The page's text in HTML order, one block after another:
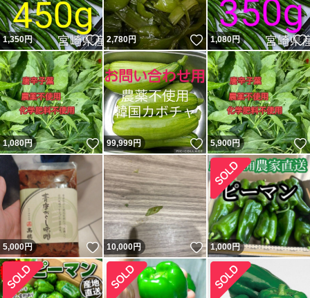
1,350円 いいね！
2,780円 いいね！
1,080円
1,080円 いいね！
99,999円 いいね！
5,900円
5,000円 いいね！
10,000円 いいね！
1,000円